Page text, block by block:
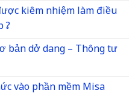
kiêm nhiệm làm điều
?
bản dở dang – Thông tư
vào phần mềm Misa